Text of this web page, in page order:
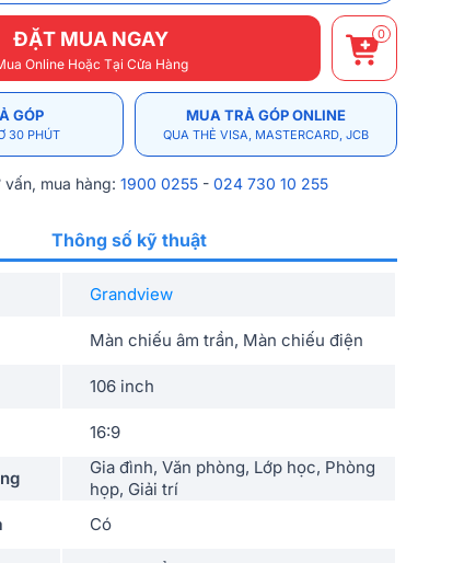
ĐẶT MUA NGAY
Online Hoặc Tại Cửa Hàng
0
GÓP
30 PHÚT
MUA TRẢ GÓP ONLINE
QUA THẺ VISA, MASTERCARD, JCB
vấn, mua hàng: 1900 0255 - 024 730 10 255
Thông số kỹ thuật
Grandview
Màn chiếu âm trần, Màn chiếu điện
106 inch
16:9
Gia đình, Văn phòng, Lớp học, Phòng
họp, Giải trí
Có